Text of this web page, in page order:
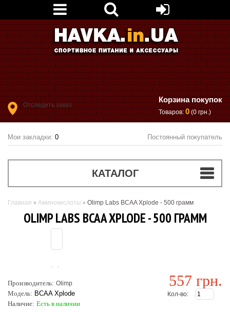
Корзина покупок
Товаров: 0 (0 грн.)
Отследить заказ
Мои закладки: 0 Постоянный покупатель
КАТАЛОГ
Главная Аминокислоты Olimp Labs BCAA Xplode - 500 грамм
OLIMP LABS BCAA XPLODE - 500 ГРАММ
Производитель: Olimp
Модель: BCAA Xplode
Наличие: Есть в наличии
557 грн.
Кол-во: